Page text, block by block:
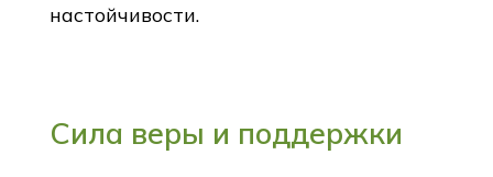
настойчивости.
Сила веры и поддержки